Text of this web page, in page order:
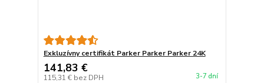
Exkluzívny certifikát Parker Parker Parker 24K
141,83 €
115,31 € bez DPH 3-7 dní